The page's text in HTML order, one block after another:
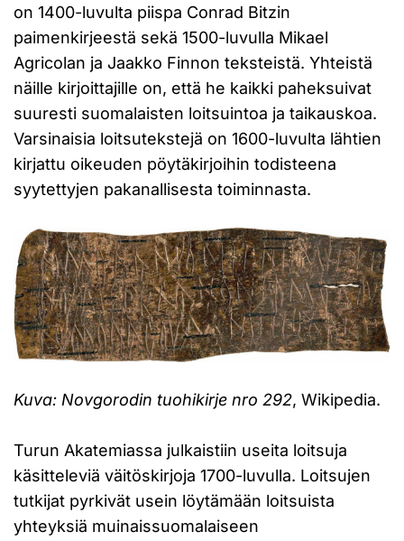
on 1400-luvulta piispa Conrad Bitzin
paimenkirjeestä sekä 1500-luvulla Mikael
Agricolan ja Jaakko Finnon teksteistä. Yhteistä
näille kirjoittajille on, että he kaikki paheksuivat
suuresti suomalaisten loitsuintoa ja taikauskoa.
Varsinaisia loitsutekstejä on 1600-luvulta lähtien
kirjattu oikeuden pöytäkirjoihin todisteena
syytettyjen pakanallisesta toiminnasta.
Kuva: Novgorodin tuohikirje nro 292, Wikipedia.
Turun Akatemiassa julkaistiin useita loitsuja
käsitteleviä väitöskirjoja 1700-luvulla. Loitsujen
tutkijat pyrkivät usein löytämään loitsuista
yhteyksiä muinaissuomalaiseen